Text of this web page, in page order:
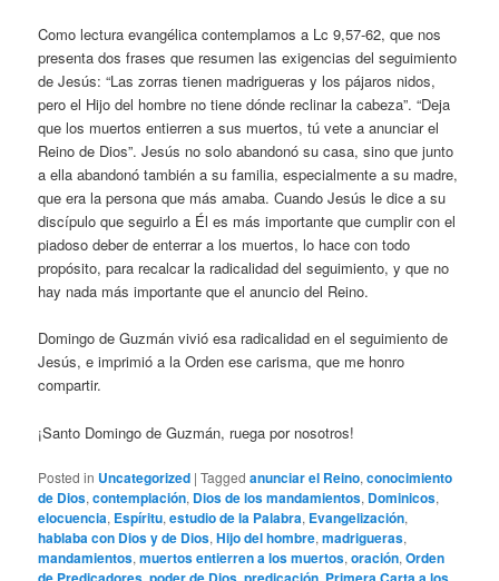
Como lectura evangélica contemplamos a Lc 9,57-62, que nos
presenta dos frases que resumen las exigencias del seguimiento
de Jesús: “Las zorras tienen madrigueras y los pájaros nidos,
pero el Hijo del hombre no tiene dónde reclinar la cabeza”. “Deja
que los muertos entierren a sus muertos, tú vete a anunciar el
Reino de Dios”. Jesús no solo abandonó su casa, sino que junto
a ella abandonó también a su familia, especialmente a su madre,
que era la persona que más amaba. Cuando Jesús le dice a su
discípulo que seguirlo a Él es más importante que cumplir con el
piadoso deber de enterrar a los muertos, lo hace con todo
propósito, para recalcar la radicalidad del seguimiento, y que no
hay nada más importante que el anuncio del Reino.
Domingo de Guzmán vivió esa radicalidad en el seguimiento de
Jesús, e imprimió a la Orden ese carisma, que me honro
compartir.
¡Santo Domingo de Guzmán, ruega por nosotros!
Posted in Uncategorized |Tagged anunciar el Reino,conocimiento
de Dios,contemplación, Dios de los mandamientos, Dominicos,
elocuencia, Espíritu,estudio de la Palabra, Evangelización,
hablaba con Dios y de Dios,Hijo del hombre,madrigueras,
mandamientos,muertos entierren a los muertos,oración,Orden
, , ,